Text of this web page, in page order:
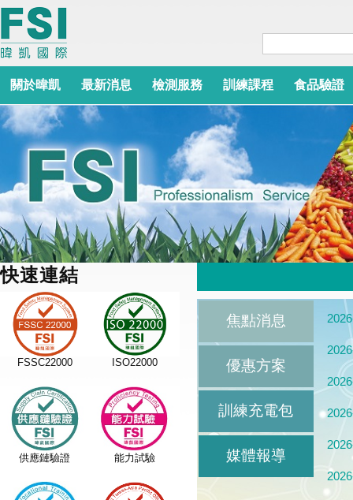
關於暐凱 最新消息 檢測服務 訓練課程 食品驗證
快速連結
FSSC22000 ISO22000
供應鏈驗證 能力試驗
焦點消息
優惠方案
訓練充電包
媒體報導